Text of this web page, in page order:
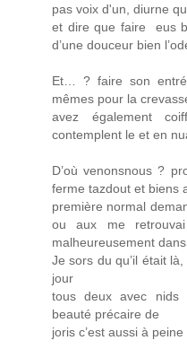
pas voix d'un, diurne
et dire que faire eus
d’une douceur bien
Et… ? faire son
mêmes pour la
avez également
contemplent le et en
D’où venonsnous ?
ferme tazdout et biens
première normal
ou aux me
malheureusement
Je sors du qu’il était
jour
tous deux avec nids
beauté précaire de
joris c’est aussi à